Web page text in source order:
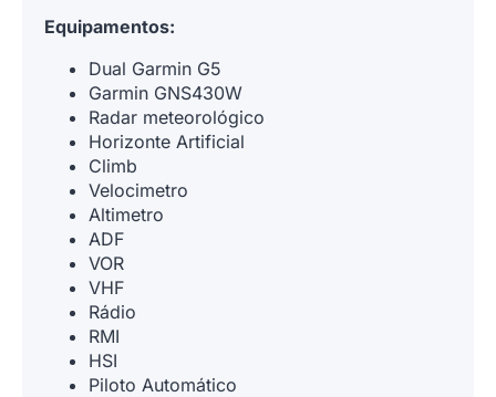
Equipamentos:
Dual Garmin G5
Garmin GNS430W
Radar meteorológico
Horizonte Artificial
Climb
Velocimetro
Altimetro
ADF
VOR
VHF
Rádio
RMI
HSI
Piloto Automático